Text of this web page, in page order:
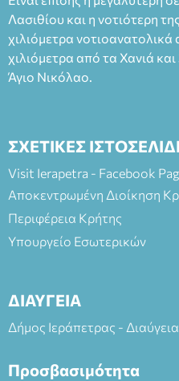
Λασιθίου και η νοτιότερη
χιλιόμετρα
χιλιόμετρα από τα Χανιά
Άγιο Νικόλαο.
ΣΧΕΤΙΚΕΣ
Visit Ierapetra - Facebook
Αποκεντρωμένη Διοίκηση
Περιφέρεια Κρήτης
Υπουργείο Εσωτερικών
ΔΙΑΥΓΕΙΑ
Δήμος Ιεράπετρας - Διαύγεια
Προσβασιμότητα